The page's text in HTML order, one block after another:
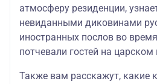
атмосферу резиденции,
невиданными диковинами
иностранных послов во
потчевали гостей на царском
Также вам расскажут, какие